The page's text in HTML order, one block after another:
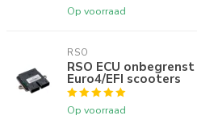
Op voorraad
RSO
RSO ECU
Euro4/EFI scooters
Op voorraad